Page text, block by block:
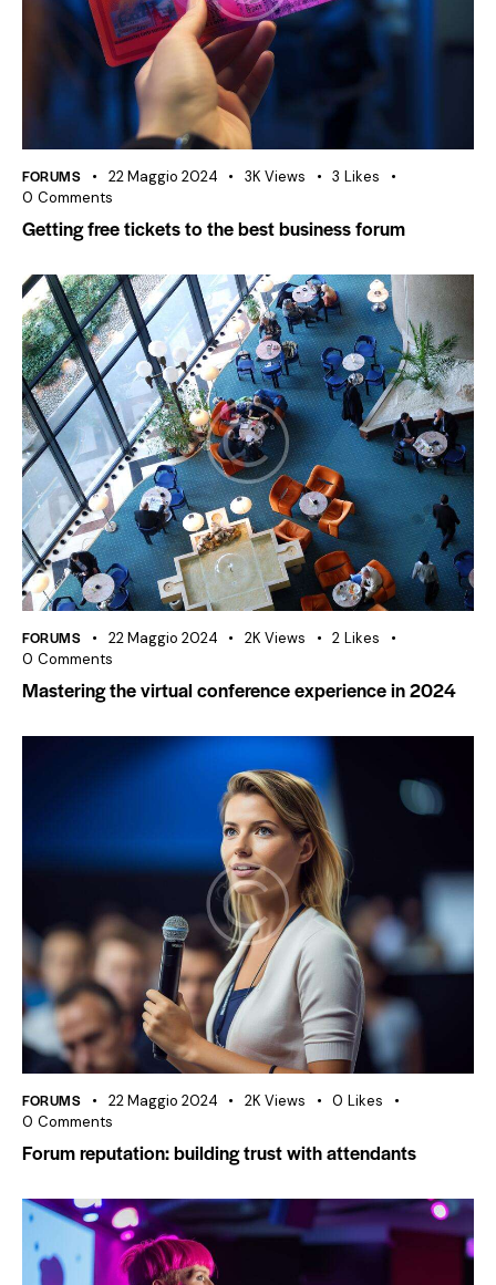
FORUMS 22 Maggio 2024 3K Views 3 Likes
0 Comments
Getting free tickets to the best business forum
FORUMS 22 Maggio 2024 2K Views 2 Likes
0 Comments
Mastering the virtual conference experience in 2024
FORUMS 22 Maggio 2024 2K Views 0 Likes
0 Comments
Forum reputation: building trust with attendants